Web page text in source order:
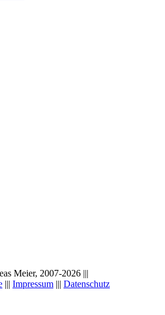
Meier, 2007-2026 |||
||| Impressum ||| Datenschutz